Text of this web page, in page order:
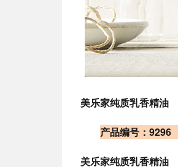
美乐家纯质乳香精油
产品编号：
美乐家纯质乳香精油